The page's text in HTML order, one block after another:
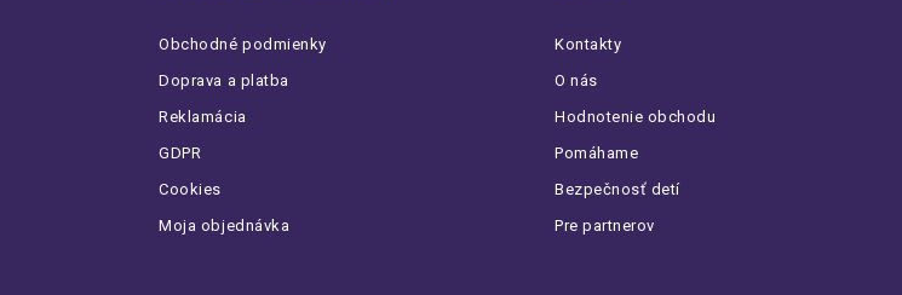
Obchodné podmienky
Doprava a platba
Reklamácia
GDPR
Cookies
Moja objednávka
Kontakty
O nás
Hodnotenie obchodu
Pomáhame
Bezpečnosť detí
Pre partnerov